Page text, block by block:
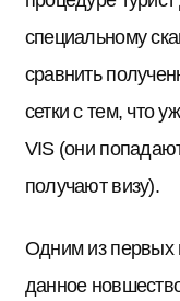
специальному
сравнить
сетки с тем, что
VIS (они
получают визу).
Одним из первых
данное